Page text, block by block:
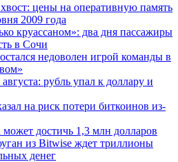
цены на оперативную память
2009 года
круассаном»: два дня пассажиры
в Сочи
недоволен игрой команды в
рубль упал к доллару и
на риск потери биткоинов из-
достичь 1,3 млн долларов
из Bitwise ждет триллионы
денег